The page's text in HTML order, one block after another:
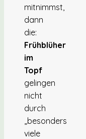
mitnimmst,
dann
die:
Frühblüher
im
Topf
gelingen
nicht
durch
„besonders
viele